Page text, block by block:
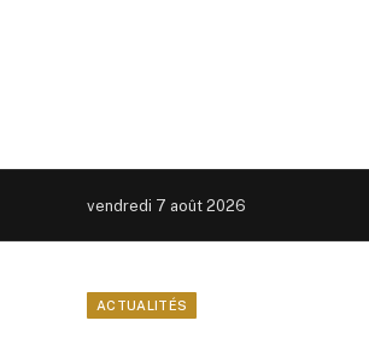
vendredi 7 août 2026
ACTUALITÉS